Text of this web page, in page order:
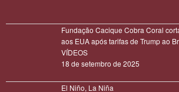
Fundação Cacique Cobra Coral
aos EUA após tarifas de Trump ao
VÍDEOS
18 de setembro de 2025
El Niño, La Niña